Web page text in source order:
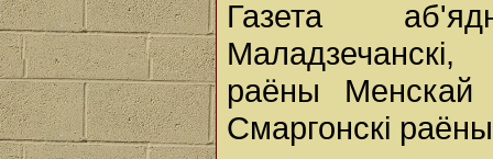
Газета
Маладзечанскі,
раёны Менскай
Смаргонскі